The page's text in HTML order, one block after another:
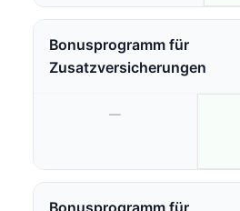
Bonusprogramm für
Zusatzversicherungen
—
für
und